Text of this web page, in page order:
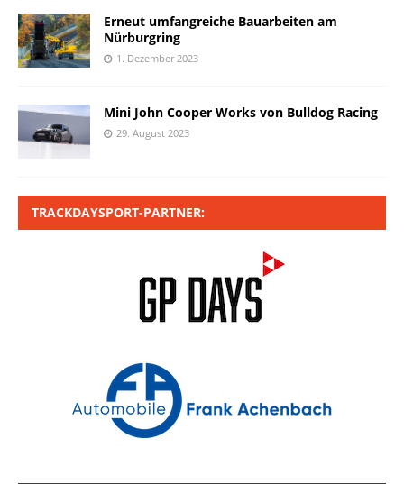
Erneut umfangreiche Bauarbeiten am
Nürburgring
1. Dezember 2023
Mini John Cooper Works von Bulldog Racing
29. August 2023
TRACKDAYSPORT-PARTNER: